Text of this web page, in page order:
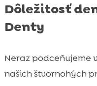
Dôležitosť
Denty
Neraz podceňujeme
našich štvornohých